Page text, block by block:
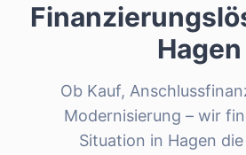
Hagen
Ob Kauf,
Modernisierung – wir
Situation in Hagen